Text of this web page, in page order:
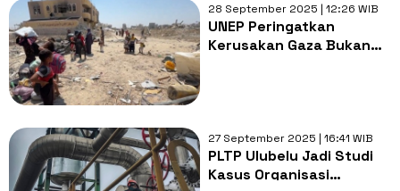
28 September 2025 | 12:26 WIB
UNEP Peringatkan
Kerusakan Gaza Bukan
27 September 2025 | 16:41 WIB
PLTP Ulubelu Jadi Studi
Kasus Organisasi